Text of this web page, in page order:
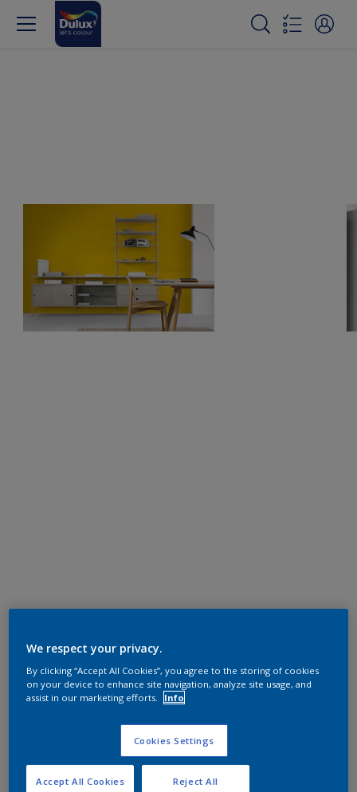
We respect your privacy.
By clicking “Accept All Cookies”, you agree to the storing of cookies
on your device to enhance site navigation, analyze site usage, and
assist in our marketing efforts.
Info
Cookies Settings
Reject All
Accept All Cookies